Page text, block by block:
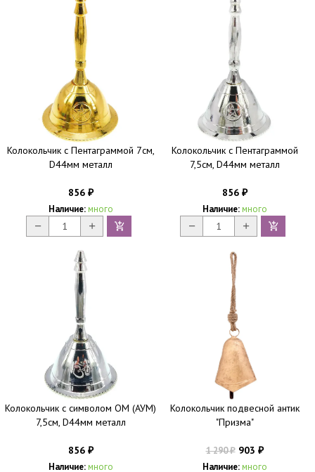
Колокольчик с Пентаграммой 7см,
D44мм металл
856 ₽
Наличие: много
Колокольчик с Пентаграммой
7,5см, D44мм металл
856 ₽
Наличие: много
Колокольчик с символом ОМ (АУМ)
7,5см, D44мм металл
856 ₽
Наличие: много
Колокольчик подвесной антик
"Призма"
1 290₽903 ₽
Наличие: много